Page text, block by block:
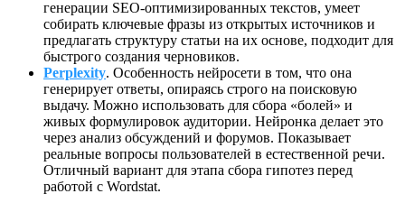
генерации SEO-оптимизированных текстов, умеет
собирать ключевые фразы из открытых источников и
предлагать структуру статьи на их основе, подходит для
быстрого создания черновиков.
Perplexity. Особенность нейросети в том, что она
генерирует ответы, опираясь строго на поисковую
выдачу. Можно использовать для сбора «болей» и
живых формулировок аудитории. Нейронка делает это
через анализ обсуждений и форумов. Показывает
реальные вопросы пользователей в естественной речи.
Отличный вариант для этапа сбора гипотез перед
работой с Wordstat.